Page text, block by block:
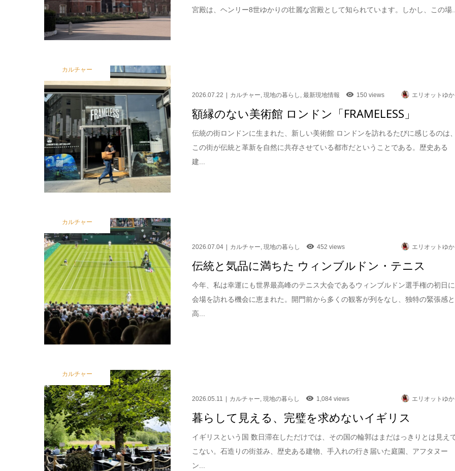
宮殿は、ヘンリー8世ゆかりの壮麗な宮殿として知られています。しかし、この場...
カルチャー
2026.07.22 カルチャー ,現地の暮らし ,最新現地情報 150 views エリオットゆか
額縁のない美術館 ロンドン「FRAMELESS」
伝統の街ロンドンに生まれた、新しい美術館 ロンドンを訪れるたびに感じるのは、
この街が伝統と革新を自然に共存させている都市だということである。歴史ある
建...
カルチャー
2026.07.04 カルチャー,現地の暮らし 452 views エリオットゆか
伝統と気品に満ちた ウィンブルドン・テニス
今年、私は幸運にも世界最高峰のテニス大会であるウィンブルドン選手権の初日に
会場を訪れる機会に恵まれた。開門前から多くの観客が列をなし、独特の緊張感と
高...
カルチャー
2026.05.11 カルチャー,現地の暮らし 1,084 views エリオットゆか
暮らして見える、完璧を求めないイギリス
イギリスという国 数日滞在しただけでは、その国の輪郭はまだはっきりとは見え
こない。石造りの街並み、歴史ある建物、手入れの行き届いた庭園、アフタヌー
ン...